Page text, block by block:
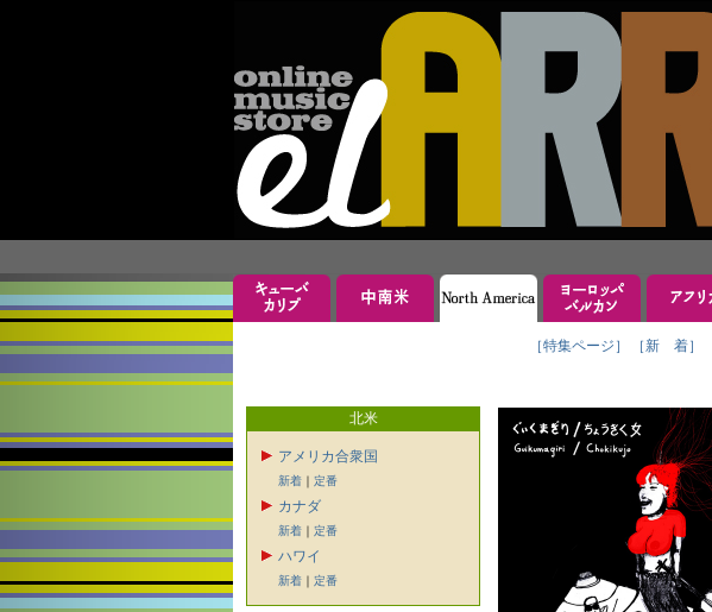
［特集ページ］ ［新 着］
北米
アメリカ合衆国
新着 ｜ 定番
カナダ
新着 ｜ 定番
ハワイ
新着 ｜ 定番